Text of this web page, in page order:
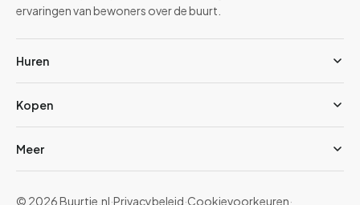
ervaringen van bewoners over de buurt.
Huren
Kopen
Meer
© 2026 Buurtje.nl·Privacybeleid·Cookievoorkeuren·